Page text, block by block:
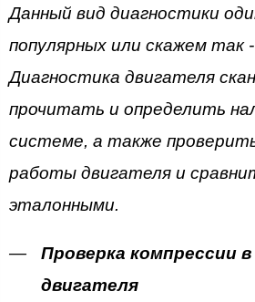
Данный вид диагностики
популярных или скажем так
Диагностика двигателя
прочитать и определить
системе, а также
работы двигателя и
эталонными.
Проверка компрессии
двигателя